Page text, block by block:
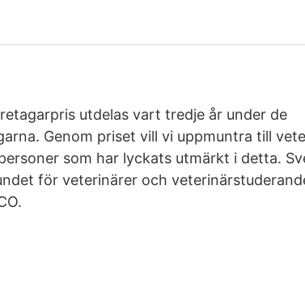
utdelas vart tredje år under de
Genom priset vill vi uppmuntra till
som har lyckats utmärkt i detta.
för veterinärer och